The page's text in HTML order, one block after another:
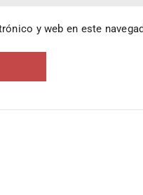
y web en este